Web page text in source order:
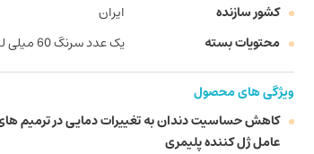
کشور سازنده
ایران
محتویات بسته
یک عدد سرنگ 60 میلی لیتری + 2 عدد تیپ + 2 عدد سرنگ خالی + یک عدد کانکتور
ویژگی های محصول
کاهش حساسیت دندان به تغییرات دمایی در ترمیم
عامل ژل کننده پلیمری